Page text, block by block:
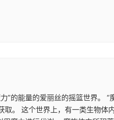
”的能量的爱丽丝的摇篮世界。
取。 这个世界上，有一类生物体